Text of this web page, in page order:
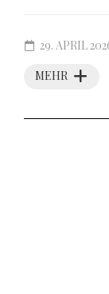
MEHR
29. APRIL